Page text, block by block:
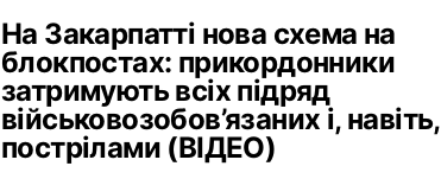
На Закарпатті нова схема на
блокпостах: прикордонники
затримують всіх підряд
військовозобов’язаних і, навіть,
пострілами (ВІДЕО)